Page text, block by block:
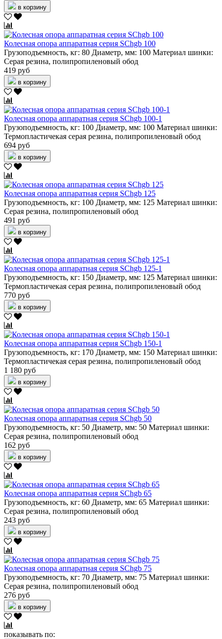
в корзину
Колесная опора аппаратная серия SChgb 100
Грузоподъемность, кг: 80 Диаметр, мм: 100 Материал шинки:
Серая резина, полипропиленовый обод
419 руб
в корзину
Колесная опора аппаратная серия SChgb 100-1
Грузоподъемность, кг: 100 Диаметр, мм: 100 Материал шинки:
Термопластичекая серая резина, полипропиленовый обод
694 руб
в корзину
Колесная опора аппаратная серия SChgb 125
Грузоподъемность, кг: 100 Диаметр, мм: 125 Материал шинки:
Серая резина, полипропиленовый обод
491 руб
в корзину
Колесная опора аппаратная серия SChgb 125-1
Грузоподъемность, кг: 150 Диаметр, мм: 125 Материал шинки:
Термопластичекая серая резина, полипропиленовый обод
770 руб
в корзину
Колесная опора аппаратная серия SChgb 150-1
Грузоподъемность, кг: 170 Диаметр, мм: 150 Материал шинки:
Термопластичекая серая резина, полипропиленовый обод
1 180 руб
в корзину
Колесная опора аппаратная серия SChgb 50
Грузоподъемность, кг: 50 Диаметр, мм: 50 Материал шинки:
Серая резина, полипропиленовый обод
162 руб
в корзину
Колесная опора аппаратная серия SChgb 65
Грузоподъемность, кг: 60 Диаметр, мм: 65 Материал шинки:
Серая резина, полипропиленовый обод
243 руб
в корзину
Колесная опора аппаратная серия SChgb 75
Грузоподъемность, кг: 70 Диаметр, мм: 75 Материал шинки:
Серая резина, полипропиленовый обод
276 руб
в корзину
показывать по: